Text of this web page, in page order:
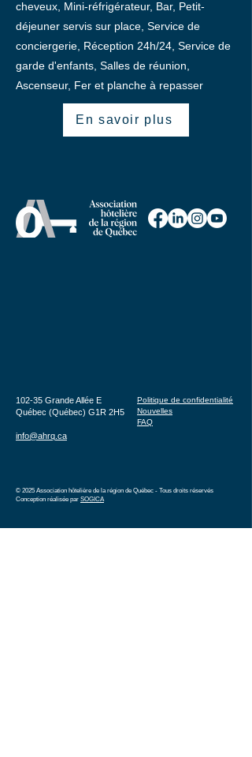
cheveux, Mini-réfrigérateur, Bar, Petit-
déjeuner servis sur place, Service de
conciergerie, Réception 24h/24, Service de
garde d'enfants, Salles de réunion,
Ascenseur, Fer et planche à repasser
En savoir plus
Politique de confidentialité
Nouvelles
FAQ
102-35 Grande Allée E
Québec (Québec) G1R 2H5
info@ahrq.ca
© 2025 Association hôtelière de la région de Québec - Tous droits réservés
Conception réalisée par SOGICA